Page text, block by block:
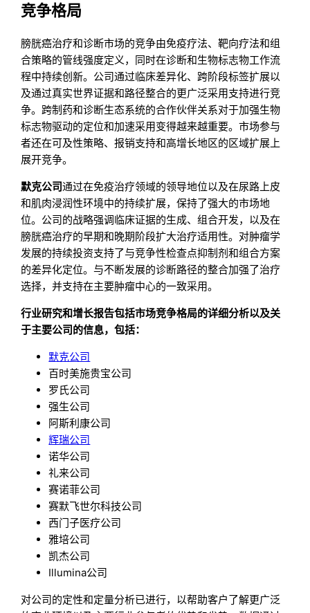
竞争格局
膀胱癌治疗和诊断市场的竞争由免疫疗法、靶向疗法和组
合策略的管线强度定义，同时在诊断和生物标志物工作流
程中持续创新。公司通过临床差异化、跨阶段标签扩展以
及通过真实世界证据和路径整合的更广泛采用支持进行竞
争。跨制药和诊断生态系统的合作伙伴关系对于加强生物
标志物驱动的定位和加速采用变得越来越重要。市场参与
者还在可及性策略、报销支持和高增长地区的区域扩展上
展开竞争。
默克公司通过在免疫治疗领域的领导地位以及在尿路上皮
和肌肉浸润性环境中的持续扩展，保持了强大的市场地
位。公司的战略强调临床证据的生成、组合开发，以及在
膀胱癌治疗的早期和晚期阶段扩大治疗适用性。对肿瘤学
发展的持续投资支持了与竞争性检查点抑制剂和组合方案
的差异化定位。与不断发展的诊断路径的整合加强了治疗
选择，并支持在主要肿瘤中心的一致采用。
行业研究和增长报告包括市场竞争格局的详细分析以及关
于主要公司的信息，包括：
默克公司
百时美施贵宝公司
罗氏公司
强生公司
阿斯利康公司
辉瑞公司
诺华公司
礼来公司
赛诺菲公司
赛默飞世尔科技公司
西门子医疗公司
雅培公司
凯杰公司
Illumina公司
对公司的定性和定量分析已进行，以帮助客户了解更广泛